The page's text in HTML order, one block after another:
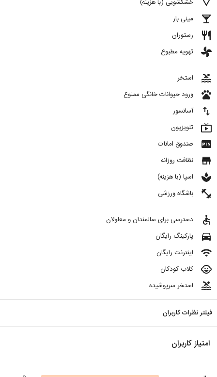
details خشکشویی (با هزینه)
local_bar مینی بار
restaurant رستوران
toys تهویه مطبوع
pool استخر
pets ورود حیوانات خانگی ممنوع
import_export آسانسور
live_tv تلویزیون
fiber_pin صندوق امانات
store نظافت روزانه
spa اسپا (با هزینه)
fitness_center باشگاه ورزشی
accessible دسترسی برای سالمندان و معلولان
directions_car پارکینگ رایگان
wifi اینترنت رایگان
child_care کلاب کودکان
pool استخر سرپوشیده
فیلتر نظرات کاربران
امتیاز کاربران